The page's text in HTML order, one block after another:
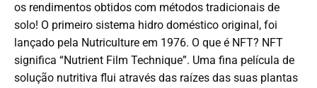
os rendimentos obtidos com métodos tradicionais de
solo! O primeiro sistema hidro doméstico original, foi
lançado pela Nutriculture em 1976. O que é NFT? NFT
significa “Nutrient Film Technique”. Uma fina película de
solução nutritiva flui através das raízes das suas plantas